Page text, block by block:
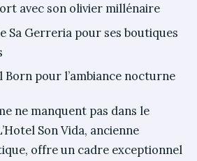
avec son olivier millénaire
Sa Gerreria pour ses boutiques
Born pour l’ambiance nocturne
ne manquent pas dans le
Son Vida, ancienne
offre un cadre exceptionnel